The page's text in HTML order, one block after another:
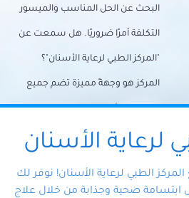
البحث عن الحل المناسب والميسور
التكلفة أمرًا ضروريًا. هل سمعت عن
"المركز الطبي لرعاية الأسنان"؟
المركز هو وجهةً مميزة تضم جميع
احتياجات الأسنان تحت سقف واحد،
وتضمن لك حلاً شاملًا لجميع
المتخصص ذوي الخبرة، ستجد نفسك
لرعاية الأسنان
الطبي لرعاية الأسنان! نوفر لك
ابتسامة صحية وجذابة من خلال علاج